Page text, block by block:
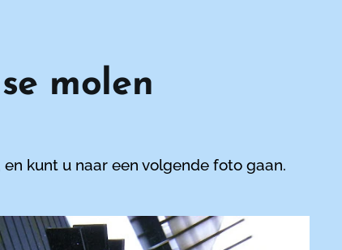
molen
kunt u naar een volgende foto gaan.